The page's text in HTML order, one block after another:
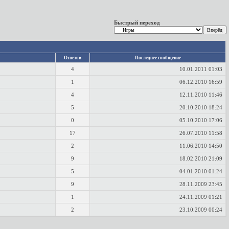
Быстрый переход
Ответов Последнее сообщение
4 10.01.2011 01:03
1 06.12.2010 16:59
4 12.11.2010 11:46
5 20.10.2010 18:24
0 05.10.2010 17:06
17 26.07.2010 11:58
2 11.06.2010 14:50
9 18.02.2010 21:09
5 04.01.2010 01:24
9 28.11.2009 23:45
1 24.11.2009 01:21
2 23.10.2009 00:24